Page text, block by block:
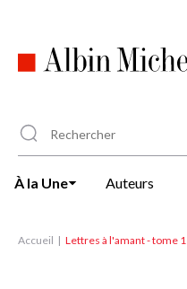
principal
À la Une Auteurs
Accueil Lettres à l'amant - tome 1